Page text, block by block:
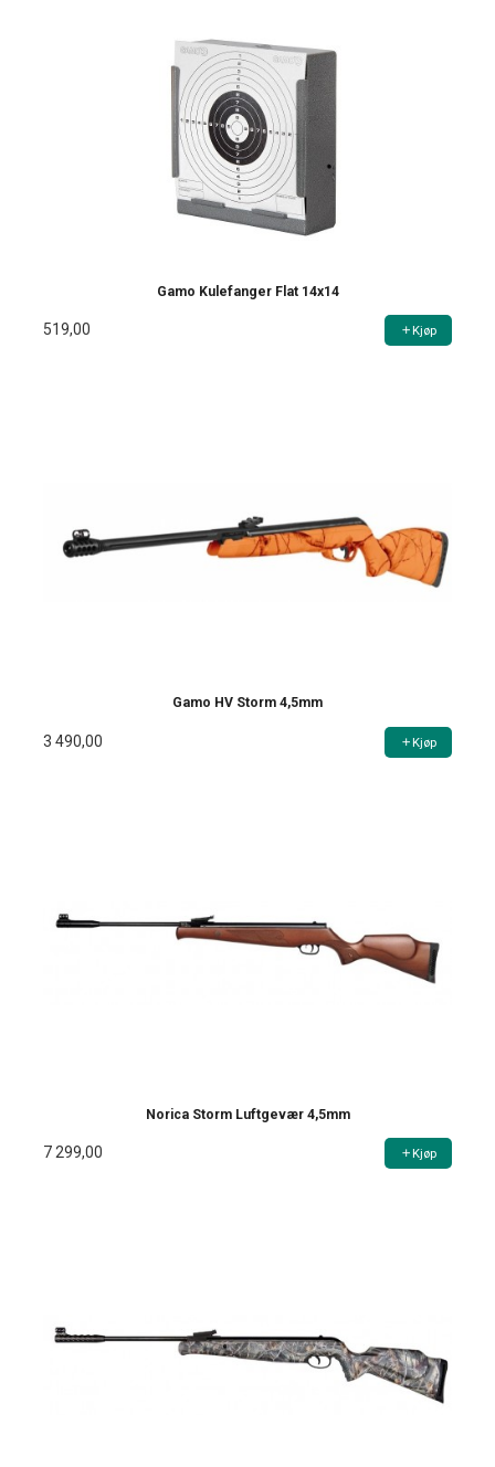
Gamo Kulefanger Flat 14x14
519,00 Kjøp
Gamo HV Storm 4,5mm
3 490,00 Kjøp
Norica Storm Luftgevær 4,5mm
7 299,00 Kjøp